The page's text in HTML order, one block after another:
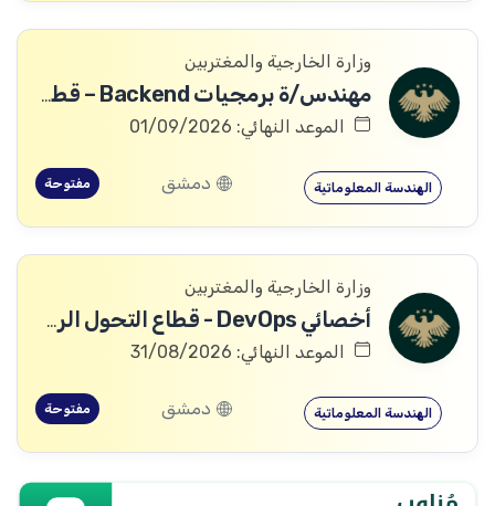
وزارة الخارجية والمغتربين
مهندس/ة برمجيات Backend – قطاع التحول الرقمي
الموعد النهائي: 01/09/2026
الهندسة المعلوماتية دمشق مفتوحة
وزارة الخارجية والمغتربين
أخصائي DevOps - قطاع التحول الرقمي
الموعد النهائي: 31/08/2026
الهندسة المعلوماتية دمشق مفتوحة